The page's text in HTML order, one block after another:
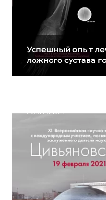
Успешный опыт
ложного сустава
25.02.2021